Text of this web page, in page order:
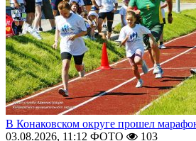
В Конаковском округе прошел
03.08.2026, 11:12 ФОТО 103